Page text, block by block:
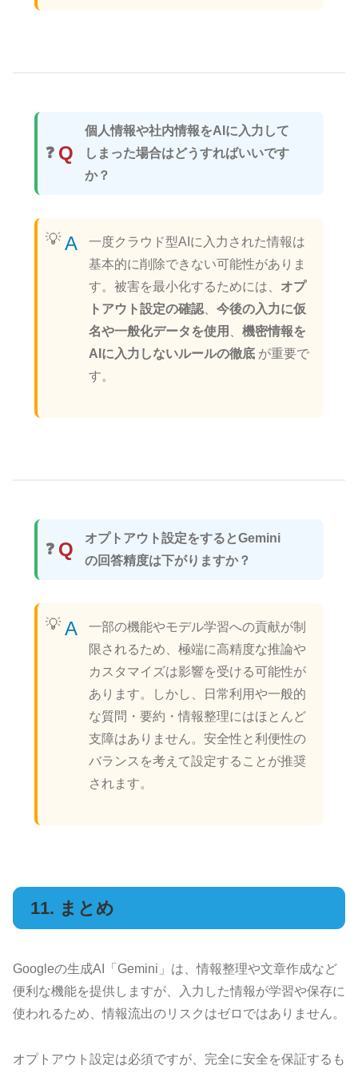
Q
個人情報や社内情報をAIに入力して
しまった場合はどうすればいいです
か？
A
一度クラウド型AIに入力された情報は
基本的に削除できない可能性がありま
す。被害を最小化するためには、 オプ
トアウト設定の確認 、今後の入力に仮
名や一般化データを使用
、機密情報を
AIに入力しないルールの徹底 が重要で
す。
Q
オプトアウト設定をするとGemini
の回答精度は下がりますか？
A
一部の機能やモデル学習への貢献が制
限されるため、極端に高精度な推論や
カスタマイズは影響を受ける可能性が
あります。しかし、日常利用や一般的
な質問・要約・情報整理にはほとんど
支障はありません。安全性と利便性の
バランスを考えて設定することが推奨
されます。
11. まとめ
Googleの生成AI「Gemini」は、情報整理や文章作成など
便利な機能を提供しますが、入力した情報が学習や保存に
使われるため、情報流出のリスクはゼロではありません。
オプトアウト設定は必須ですが、完全に安全を保証するも